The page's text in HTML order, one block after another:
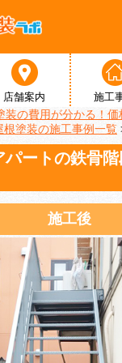
店舗案内 施工
装の費用が分かる！価
塗装の施工事例一覧
パートの鉄骨
施工後